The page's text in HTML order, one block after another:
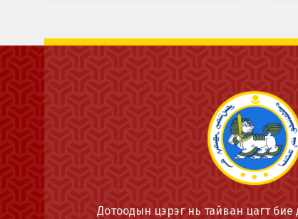
Дотоодын цэрэг нь тайван цагт бие